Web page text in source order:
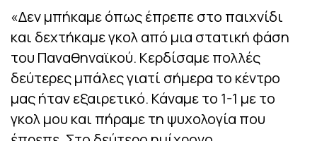
«Δεν μπήκαμε όπως έπρεπε στο παιχνίδι
και δεχτήκαμε γκολ από μια στατική φάση
του Παναθηναϊκού. Κερδίσαμε πολλές
δεύτερες μπάλες γιατί σήμερα το κέντρο
μας ήταν εξαιρετικό. Κάναμε το 1-1 με το
γκολ μου και πήραμε τη ψυχολογία που